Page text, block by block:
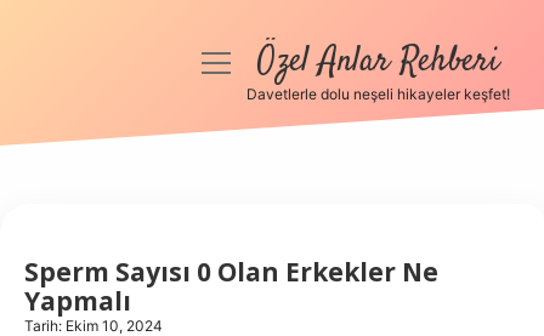
Anasayfa
Hakkımızda
menüyüÖzel Anlar Rehberi
Davetlerle dolu neşeli hikayeler keşfet!
Sperm Sayısı 0 Olan Erkekler Ne
Yapmalı
Tarih: Ekim 10, 2024